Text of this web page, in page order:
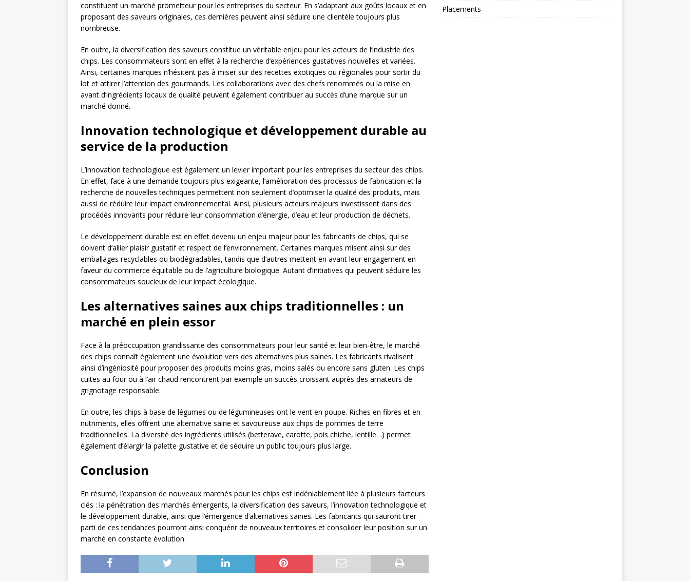
constituent un marché prometteur pour les entreprises du secteur. En s’adaptant aux goûts locaux et en
proposant des saveurs originales, ces dernières peuvent ainsi séduire une clientèle toujours plus
nombreuse.
En outre, la diversification des saveurs constitue un véritable enjeu pour les acteurs de l’industrie des
chips. Les consommateurs sont en effet à la recherche d’expériences gustatives nouvelles et variées.
Ainsi, certaines marques n’hésitent pas à miser sur des recettes exotiques ou régionales pour sortir du
lot et attirer l’attention des gourmands. Les collaborations avec des chefs renommés ou la mise en
avant d’ingrédients locaux de qualité peuvent également contribuer au succès d’une marque sur un
marché donné.
Innovation technologique et développement durable au
service de la production
L’innovation technologique est également un levier important pour les entreprises du secteur des chips.
En effet, face à une demande toujours plus exigeante, l’amélioration des processus de fabrication et la
recherche de nouvelles techniques permettent non seulement d’optimiser la qualité des produits, mais
aussi de réduire leur impact environnemental. Ainsi, plusieurs acteurs majeurs investissent dans des
procédés innovants pour réduire leur consommation d’énergie, d’eau et leur production de déchets.
Le développement durable est en effet devenu un enjeu majeur pour les fabricants de chips, qui se
doivent d’allier plaisir gustatif et respect de l’environnement. Certaines marques misent ainsi sur des
emballages recyclables ou biodégradables, tandis que d’autres mettent en avant leur engagement en
faveur du commerce équitable ou de l’agriculture biologique. Autant d’initiatives qui peuvent séduire les
consommateurs soucieux de leur impact écologique.
Les alternatives saines aux chips traditionnelles : un
marché en plein essor
Face à la préoccupation grandissante des consommateurs pour leur santé et leur bien-être, le marché
des chips connaît également une évolution vers des alternatives plus saines. Les fabricants rivalisent
ainsi d’ingéniosité pour proposer des produits moins gras, moins salés ou encore sans gluten. Les chips
cuites au four ou à l’air chaud rencontrent par exemple un succès croissant auprès des amateurs de
grignotage responsable.
En outre, les chips à base de légumes ou de légumineuses ont le vent en poupe. Riches en fibres et en
nutriments, elles offrent une alternative saine et savoureuse aux chips de pommes de terre
traditionnelles. La diversité des ingrédients utilisés (betterave, carotte, pois chiche, lentille…) permet
également d’élargir la palette gustative et de séduire un public toujours plus large.
Conclusion
En résumé, l’expansion de nouveaux marchés pour les chips est indéniablement liée à plusieurs facteurs
clés : la pénétration des marchés émergents, la diversification des saveurs, l’innovation technologique et
le développement durable, ainsi que l’émergence d’alternatives saines. Les fabricants qui sauront tirer
parti de ces tendances pourront ainsi conquérir de nouveaux territoires et consolider leur position sur un
marché en constante évolution.
Placements